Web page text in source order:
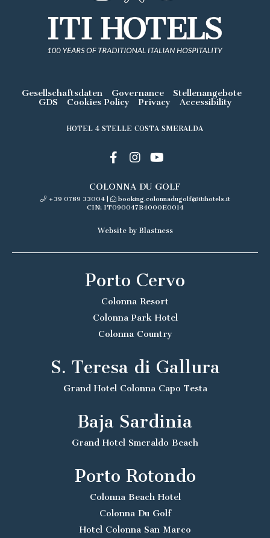
Gesellschaftsdaten Governance
Stellenangebote
GDS
Cookies Policy Privacy Accessibility
HOTEL 4 STELLE COSTA SMERALDA
COLONNA DU GOLF
+39 0789 33004|
booking.colonnadugolf@itihotels.it
CIN: IT090047B4000E0014
Website by Blastness
Porto Cervo
Colonna Resort
Colonna Park Hotel
Colonna Country
S. Teresa di Gallura
Grand Hotel Colonna Capo Testa
Baja Sardinia
Grand Hotel Smeraldo Beach
Porto Rotondo
Colonna Beach Hotel
Colonna Du Golf
Hotel Colonna San Marco